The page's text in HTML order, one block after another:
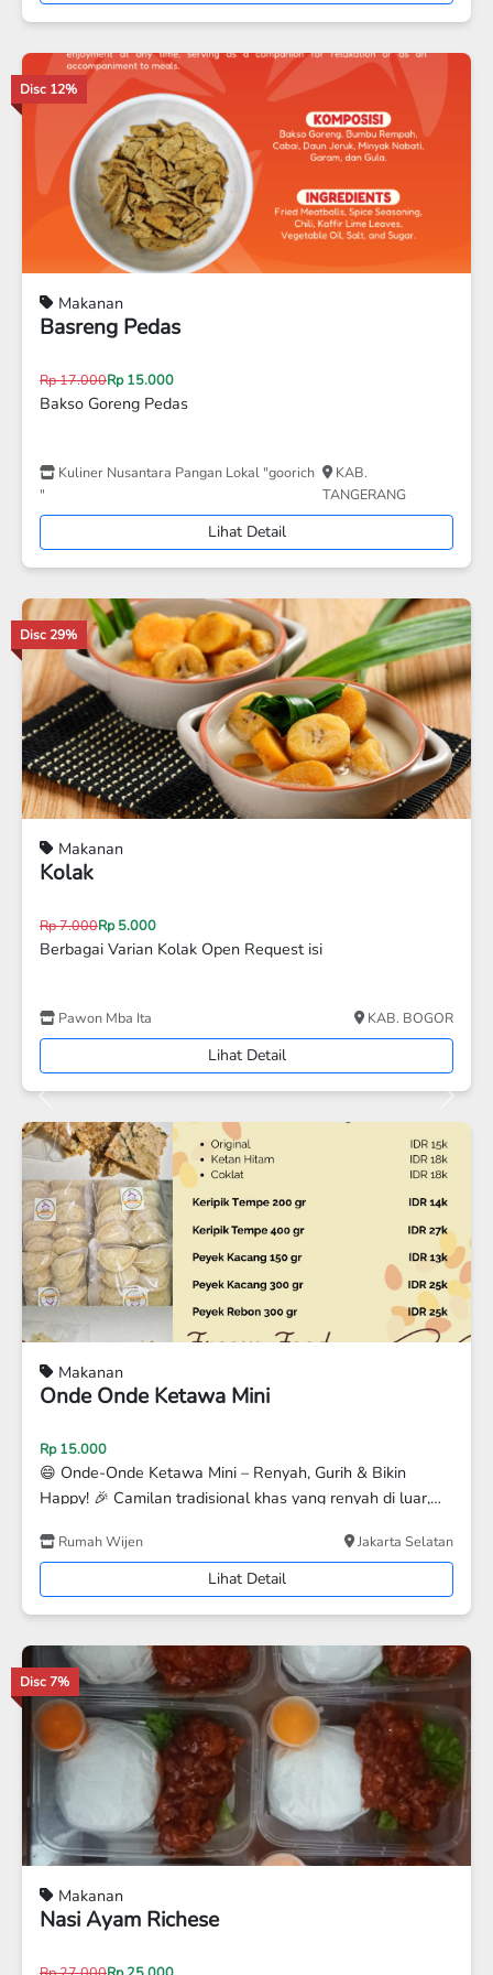
Disc 12%
Makanan
Stick mangrove
Rp 17.000Rp 15.000
stick mangrove
Kuliner Nusantara Pangan Lokal "goorich
"
KAB.
TANGERANG
Lihat Detail
Makanan
Soto seger
Rp 13.000
SOTO + Nasi
Ayam Dan Bebek Ummi KOTA BEKASI
Lihat Detail
Disc 15%
Makanan
TAHU BAKSO MENTAH
Rp 23.500
Tahu Bakso Mentah isi 10
Bakso Menul KOTA DEPOK
Lihat Detail
Disc 4%
Makanan
Tumpeng Nusantara